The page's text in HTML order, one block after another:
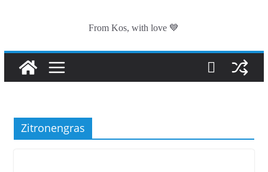
From Kos, with love 💙
Zitronengras